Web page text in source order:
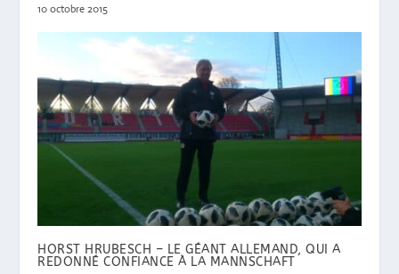
10 octobre 2015
HORST HRUBESCH – LE GÉANT ALLEMAND, QUI A
REDONNÉ CONFIANCE À LA MANNSCHAFT